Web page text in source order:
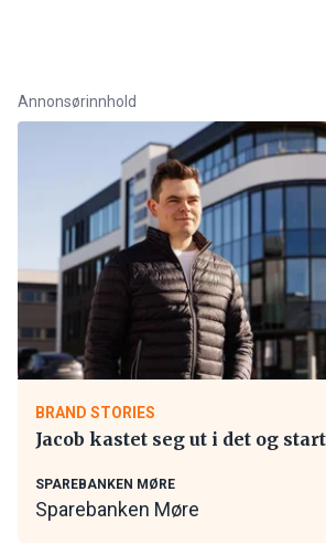
Annonsørinnhold
BRAND STORIES
Jacob kastet seg ut i det og
SPAREBANKEN MØRE
Sparebanken Møre